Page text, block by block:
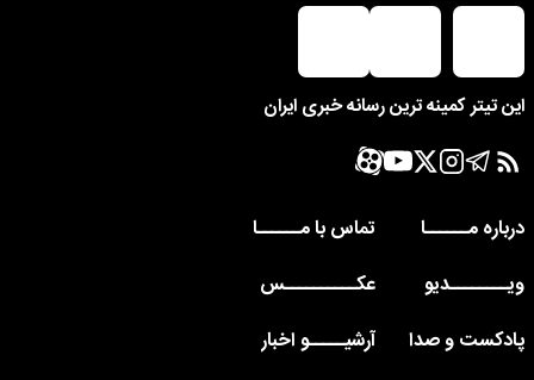
این تیتر کمینه ترین رسانه خبری ایران
درباره مــــــا
تماس با مــــــا
ویــــــــدیو
عکــــــــــس
پادکست و صدا
آرشیـــــو اخبار